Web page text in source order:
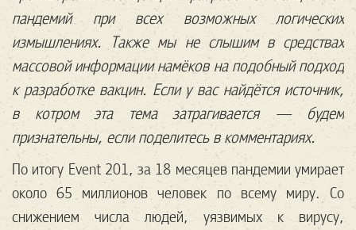
пандемий при всех возможных логических
измышлениях. Также мы не слышим в средствах
массовой информации намёков на подобный подход
к разработке вакцин. Если у вас найдётся источник,
в котром эта тема затрагивается — будем
признательны, если поделитесь в комментариях.
По итогу Event 201, за 18 месяцев пандемии умирает
около 65 миллионов человек по всему миру. Со
снижением числа людей, уязвимых к вирусу,